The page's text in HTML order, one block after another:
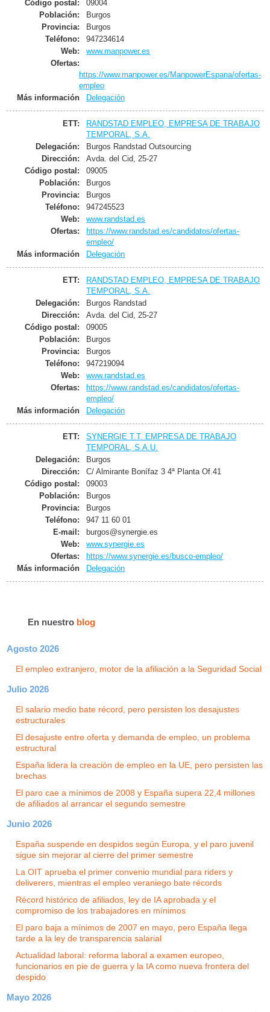
Código postal:
09004
Población:
Burgos
Provincia:
Burgos
Teléfono:
947234614
Web:
www.manpower.es
Ofertas:
https://www.manpower.es/ManpowerEspana/ofertas-
empleo
Más información
Delegación
ETT:
RANDSTAD EMPLEO, EMPRESA DE TRABAJO
TEMPORAL, S.A.
Delegación:
Burgos Randstad Outsourcing
Dirección:
Avda. del Cid, 25-27
Código postal:
09005
Población:
Burgos
Provincia:
Burgos
Teléfono:
947245523
Web:
www.randstad.es
Ofertas:
https://www.randstad.es/candidatos/ofertas-
empleo/
Más información
Delegación
ETT:
RANDSTAD EMPLEO, EMPRESA DE TRABAJO
TEMPORAL, S.A.
Delegación:
Burgos Randstad
Dirección:
Avda. del Cid, 25-27
Código postal:
09005
Población:
Burgos
Provincia:
Burgos
Teléfono:
947219094
Web:
www.randstad.es
Ofertas:
https://www.randstad.es/candidatos/ofertas-
empleo/
Más información
Delegación
ETT:
SYNERGIE T.T. EMPRESA DE TRABAJO
TEMPORAL, S.A.U.
Delegación:
Burgos
Dirección:
C/ Almirante Bonífaz 3 4ª Planta Of.41
Código postal:
09003
Población:
Burgos
Provincia:
Burgos
Teléfono:
947 11 60 01
E-mail:
burgos@synergie.es
Web:
www.synergie.es
Ofertas:
https://www.synergie.es/busco-empleo/
Más información
Delegación
En nuestro blog
Agosto 2026
El empleo extranjero, motor de la afiliación a la Seguridad Social
Julio 2026
El salario medio bate récord, pero persisten los desajustes
estructurales
El desajuste entre oferta y demanda de empleo, un problema
estructural
España lidera la creación de empleo en la UE, pero persisten las
brechas
El paro cae a mínimos de 2008 y España supera 22,4 millones
de afiliados al arrancar el segundo semestre
Junio 2026
España suspende en despidos según Europa, y el paro juvenil
sigue sin mejorar al cierre del primer semestre
La OIT aprueba el primer convenio mundial para riders y
deliverers, mientras el empleo veraniego bate récords
Récord histórico de afiliados, ley de IA aprobada y el
compromiso de los trabajadores en mínimos
El paro baja a mínimos de 2007 en mayo, pero España llega
tarde a la ley de transparencia salarial
Actualidad laboral: reforma laboral a examen europeo,
funcionarios en pie de guerra y la IA como nueva frontera del
despido
Mayo 2026